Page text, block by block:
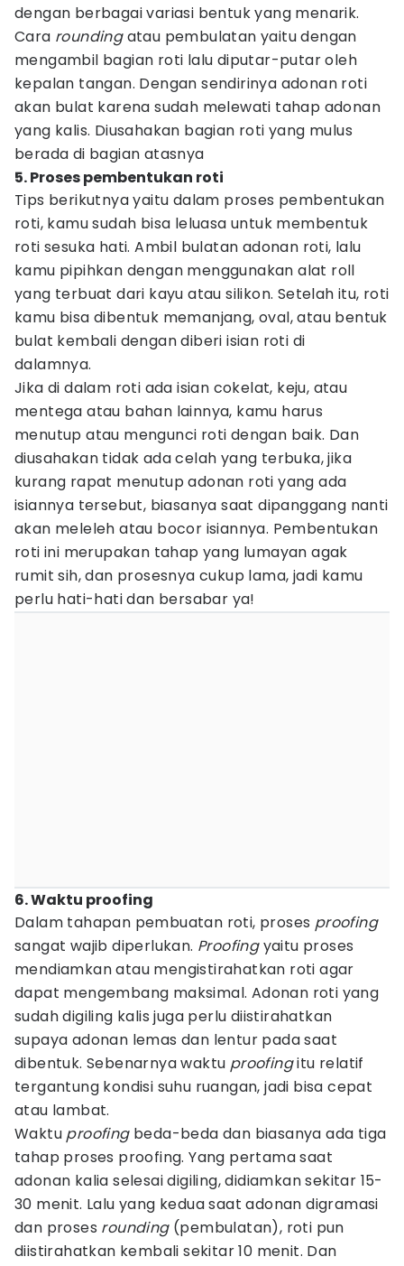
dengan berbagai variasi bentuk yang menarik.
Cara roundingatau pembulatan yaitu dengan
mengambil bagian roti lalu diputar-putar oleh
kepalan tangan. Dengan sendirinya adonan roti
akan bulat karena sudah melewati tahap adonan
yang kalis. Diusahakan bagian roti yang mulus
berada di bagian atasnya
5. Proses pembentukan roti
Tips berikutnya yaitu dalam proses pembentukan
roti, kamu sudah bisa leluasa untuk membentuk
roti sesuka hati. Ambil bulatan adonan roti, lalu
kamu pipihkan dengan menggunakan alat roll
yang terbuat dari kayu atau silikon. Setelah itu, roti
kamu bisa dibentuk memanjang, oval, atau bentuk
bulat kembali dengan diberi isian roti di
dalamnya.
Jika di dalam roti ada isian cokelat, keju, atau
mentega atau bahan lainnya, kamu harus
menutup atau mengunci roti dengan baik. Dan
diusahakan tidak ada celah yang terbuka, jika
kurang rapat menutup adonan roti yang ada
isiannya tersebut, biasanya saat dipanggang nanti
akan meleleh atau bocor isiannya. Pembentukan
roti ini merupakan tahap yang lumayan agak
rumit sih, dan prosesnya cukup lama, jadi kamu
perlu hati-hati dan bersabar ya!
6. Waktu proofing
Dalam tahapan pembuatan roti, proses proofing
sangat wajib diperlukan. Proofingyaitu proses
mendiamkan atau mengistirahatkan roti agar
dapat mengembang maksimal. Adonan roti yang
sudah digiling kalis juga perlu diistirahatkan
supaya adonan lemas dan lentur pada saat
dibentuk. Sebenarnya waktu proofingitu relatif
tergantung kondisi suhu ruangan, jadi bisa cepat
atau lambat.
Waktu proofingbeda-beda dan biasanya ada tiga
tahap proses proofing. Yang pertama saat
adonan kalia selesai digiling, didiamkan sekitar 15-
30 menit. Lalu yang kedua saat adonan digramasi
dan proses rounding(pembulatan), roti pun
diistirahatkan kembali sekitar 10 menit. Dan